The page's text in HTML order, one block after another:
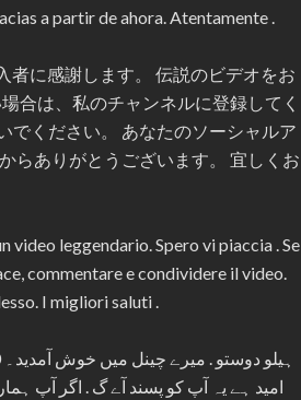
a partir de ahora. Atentamente .
者に感謝します。 伝説のビデオをお
合は、私のチャンネルに登録してく
でください。 あなたのソーシャルア
らありがとうございます。 宜しくお
video leggendario. Spero vi piaccia . Se
commentare e condividere il video.
I migliori saluti .
امید ہے یہ آپ کو پسند آے گ . اگر آپ